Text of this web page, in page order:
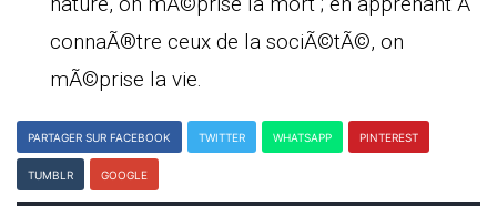
connaÃ®tre ceux de la sociÃ©tÃ©, on
mÃ©prise la vie.
PARTAGER SUR FACEBOOK TWITTER WHATSAPP PINTEREST
TUMBLR GOOGLE